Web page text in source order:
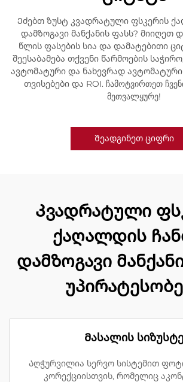
Ეძებთ ზუსტ კვადრატული ფსკერის
დამზოგავი მანქანის ფასს? მიიღეთ
წლის ფასების სია და დამატებითი
შეესაბამება თქვენი წარმოების
ავტომატური და ნახევრად
თვისებები და ROI. ჩამოტვირთეთ
მეთვალყურე!
Შეადგინეთ ციფრი
Კვადრატული
ქაღალდის
დამზოგავი
Მასალის სიზუსტე
Აღჭურვილია სერვო სისტემით
კორექციისთვის, რომელიც